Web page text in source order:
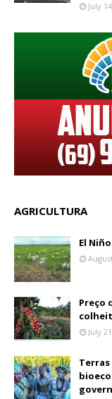
July
AGRICULTURA
El
Preço
July